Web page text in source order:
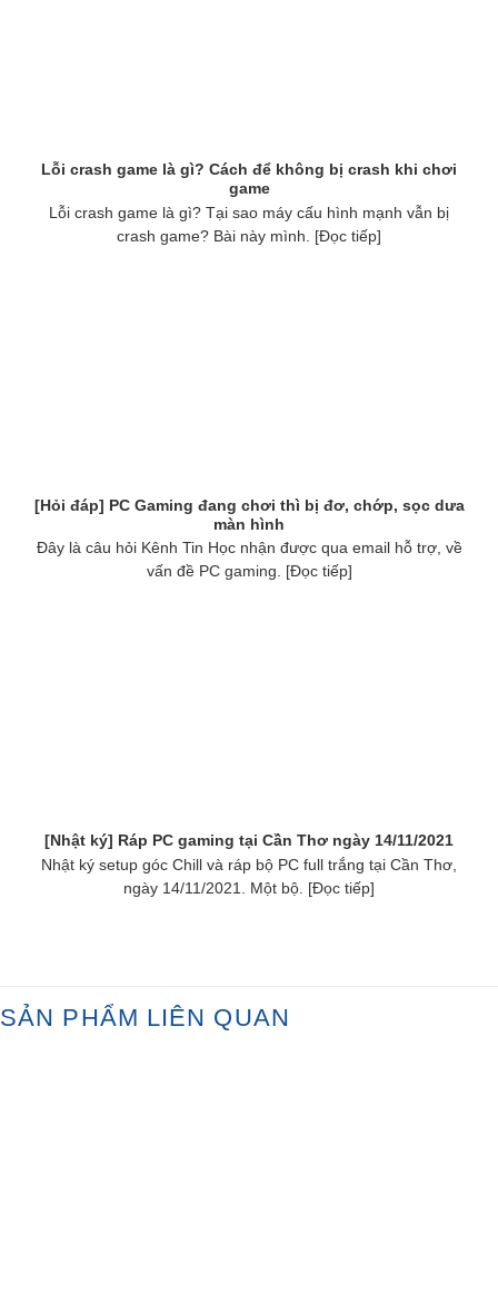
Lỗi crash game là gì? Cách để không bị crash khi chơi
game
Lỗi crash game là gì? Tại sao máy cấu hình mạnh vẫn bị
crash game? Bài này mình. [Đọc tiếp]
[Hỏi đáp] PC Gaming đang chơi thì bị đơ, chớp, sọc dưa
màn hình
Đây là câu hỏi Kênh Tin Học nhận được qua email hỗ trợ, về
vấn đề PC gaming. [Đọc tiếp]
[Nhật ký] Ráp PC gaming tại Cần Thơ ngày 14/11/2021
Nhật ký setup góc Chill và ráp bộ PC full trắng tại Cần Thơ,
ngày 14/11/2021. Một bộ. [Đọc tiếp]
SẢN PHẨM LIÊN QUAN